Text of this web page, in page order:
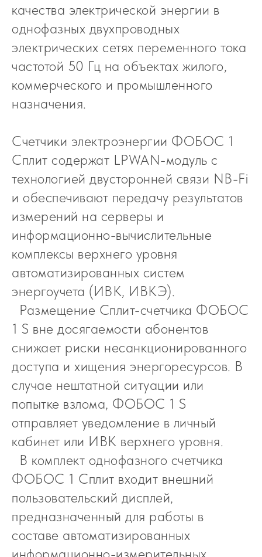
качества электрической энергии в
однофазных двухпроводных
электрических сетях переменного тока
частотой 50 Гц на объектах жилого,
коммерческого и промышленного
назначения.
Счетчики электроэнергии ФОБОС 1
Сплит содержат LPWAN-модуль с
технологией двусторонней связи NB-Fi
и обеспечивают передачу результатов
измерений на серверы и
информационно-вычислительные
комплексы верхнего уровня
автоматизированных систем
энергоучета (ИВК, ИВКЭ).
Размещение Сплит-счетчика ФОБОС
1 S вне досягаемости абонентов
снижает риски несанкционированного
доступа и хищения энергоресурсов. В
случае нештатной ситуации или
попытке взлома, ФОБОС 1 S
отправляет уведомление в личный
кабинет или ИВК верхнего уровня.
В комплект однофазного счетчика
ФОБОС 1 Сплит входит внешний
пользовательский дисплей,
предназначенный для работы в
составе автоматизированных